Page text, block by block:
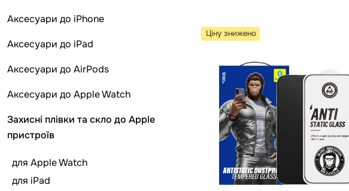
Ціну знижено
Аксесуари до iPhone
Аксесуари до iPad
Аксесуари до AirPods
Аксесуари до Apple Watch
Захисні плівки та скло до Apple
пристроїв
для Apple Watch
для iPad